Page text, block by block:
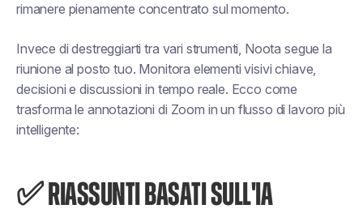
rimanere pienamente concentrato sul momento.
Invece di destreggiarti tra vari strumenti, Noota segue la
riunione al posto tuo. Monitora elementi visivi chiave,
decisioni e discussioni in tempo reale. Ecco come
trasforma le annotazioni di Zoom in un flusso di lavoro più
intelligente:
✅ RIASSUNTI BASATI SULL'IA